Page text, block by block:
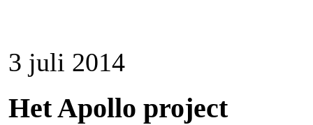
3 juli 2014
Het Apollo project